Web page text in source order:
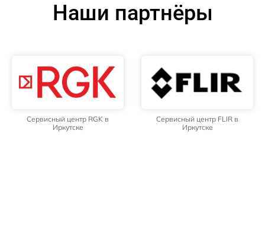
Наши партнёры
Сервисный центр RGK в
Иркутске
Сервисный центр FLIR в
Иркутске